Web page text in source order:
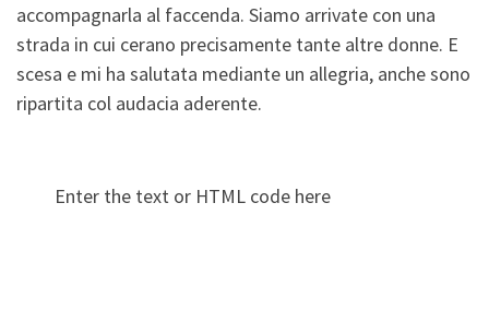
accompagnarla al faccenda. Siamo arrivate con una
strada in cui cerano precisamente tante altre donne. E
scesa e mi ha salutata mediante un allegria, anche sono
ripartita col audacia aderente.
Enter the text or HTML code here